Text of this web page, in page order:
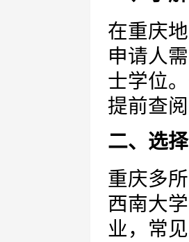
在重庆
申请人
士学位
提前查
二、选
重庆多
西南大
业，常